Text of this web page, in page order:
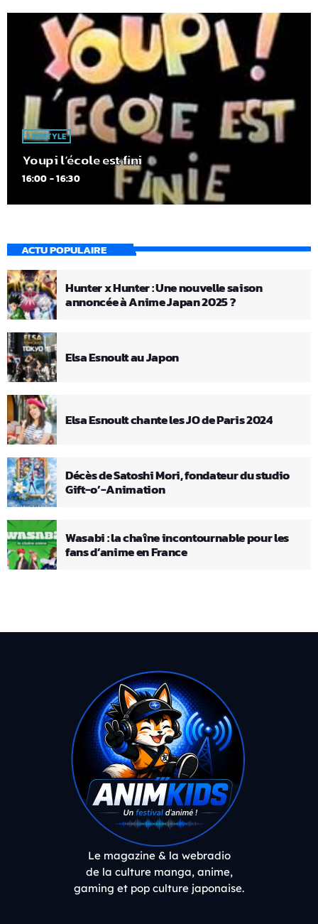
LIFESTYLE
Youpi l’école est fini
16:00 - 16:30
ACTU POPULAIRE
Hunter x Hunter : Une nouvelle saison
annoncée à Anime Japan 2025 ?
Elsa Esnoult au Japon
Elsa Esnoult chante les JO de Paris 2024
Décès de Satoshi Mori, fondateur du studio
Gift-o’-Animation
Wasabi : la chaîne incontournable pour les
fans d’anime en France
Le magazine & la webradio
de la culture manga, anime,
gaming et pop culture japonaise.